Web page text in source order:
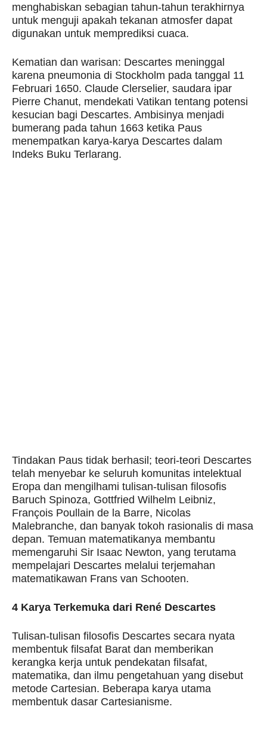
menghabiskan sebagian tahun-tahun terakhirnya
untuk menguji apakah tekanan atmosfer dapat
digunakan untuk memprediksi cuaca.
Kematian dan warisan: Descartes meninggal
karena pneumonia di Stockholm pada tanggal 11
Februari 1650. Claude Clerselier, saudara ipar
Pierre Chanut, mendekati Vatikan tentang potensi
kesucian bagi Descartes. Ambisinya menjadi
bumerang pada tahun 1663 ketika Paus
menempatkan karya-karya Descartes dalam
Indeks Buku Terlarang.
Tindakan Paus tidak berhasil; teori-teori Descartes
telah menyebar ke seluruh komunitas intelektual
Eropa dan mengilhami tulisan-tulisan filosofis
Baruch Spinoza, Gottfried Wilhelm Leibniz,
François Poullain de la Barre, Nicolas
Malebranche, dan banyak tokoh rasionalis di masa
depan. Temuan matematikanya membantu
memengaruhi Sir Isaac Newton, yang terutama
mempelajari Descartes melalui terjemahan
matematikawan Frans van Schooten.
4 Karya Terkemuka dari René Descartes
Tulisan-tulisan filosofis Descartes secara nyata
membentuk filsafat Barat dan memberikan
kerangka kerja untuk pendekatan filsafat,
matematika, dan ilmu pengetahuan yang disebut
metode Cartesian. Beberapa karya utama
membentuk dasar Cartesianisme.